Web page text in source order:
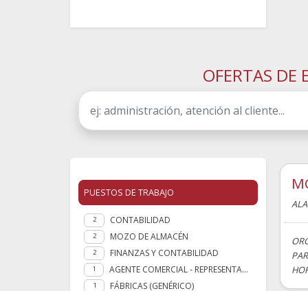
OFERTAS DE
PUESTOS DE TRABAJO
2 CONTABILIDAD
2 MOZO DE ALMACÉN
2 FINANZAS Y CONTABILIDAD
1 AGENTE COMERCIAL - REPRESENTANTE
1 FÁBRICAS (GENÉRICO)